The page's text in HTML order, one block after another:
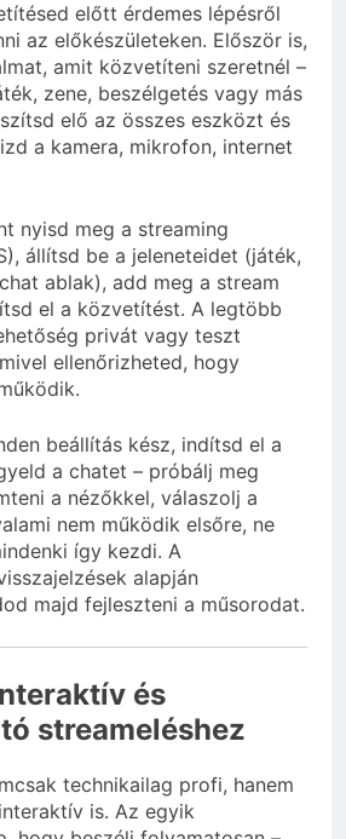
előtt érdemes lépésről
az előkészületeken. Először is,
amit közvetíteni szeretnél –
zene, beszélgetés vagy más
elő az összes eszközt és
a kamera, mikrofon, internet
nyisd meg a streaming
állítsd be a jeleneteidet (játék,
ablak), add meg a stream
el a közvetítést. A legtöbb
privát vagy teszt
ellenőrizheted, hogy
beállítás kész, indítsd el a
a chatet – próbálj meg
a nézőkkel, válaszolj a
nem működik elsőre, ne
így kezdi. A
alapján
majd fejleszteni a műsorodat.
és
streameléshez
technikailag profi, hanem
is. Az egyik